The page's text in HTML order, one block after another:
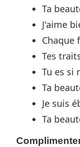
Ta
J'aime
Chaque
Tes
Tu es si
Ta
Je suis
Ta